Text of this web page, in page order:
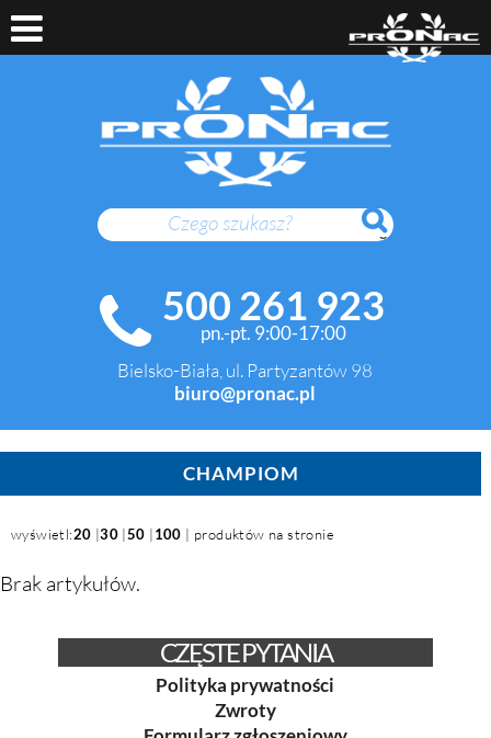
SZUKAJ
500 261 923
pn.-pt. 9:00-17:00
Bielsko-Biała, ul. Partyzantów 98
biuro@pronac.pl
CHAMPIOM
wyświetl:20 |30 |50 |100 | produktów na stronie
Brak artykułów.
CZĘSTE PYTANIA
Polityka prywatności
Zwroty